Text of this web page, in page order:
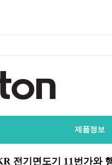
제품정보
전기면도기 11번가와